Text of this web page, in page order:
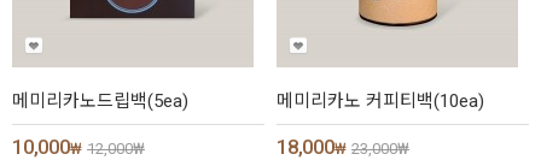
메미리카노드립백(5ea)
10,000₩ 12,000₩
메미리카노 커피티백(10ea)
18,000₩ 23,000₩